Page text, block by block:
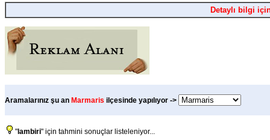
Detaylı bilgi
Aramalarınız şu an Marmaris ilçesinde yapılıyor ->
" lambiri" için tahmini sonuçlar listeleniyor...